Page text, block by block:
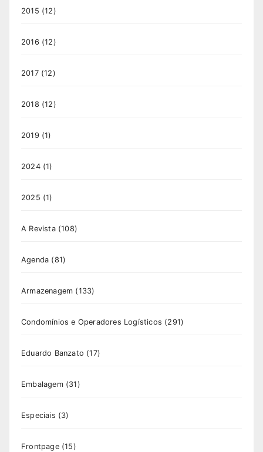
2015 (12)
2016 (12)
2017(12)
2018 (12)
2019 (1)
2024(1)
2025 (1)
A Revista(108)
Agenda (81)
Armazenagem (133)
Condomínios e Operadores Logísticos (291)
Eduardo Banzato (17)
Embalagem(31)
Especiais (3)
Frontpage(15)